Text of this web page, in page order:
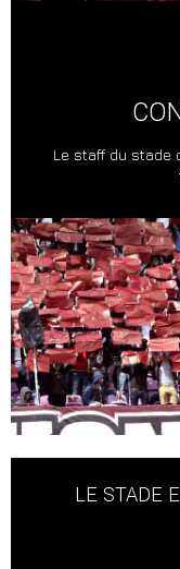
Le staff du stade
LE STADE